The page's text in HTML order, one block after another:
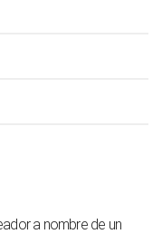
a nombre de un